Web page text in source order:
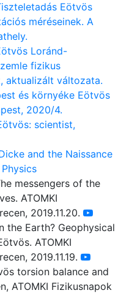
Eötvös
méréseinek. A
Loránd-
fizikus
aktualizált változata.
és környéke Eötvös
2020/4.
scientist,
and the Naissance
messengers of the
ATOMKI
2019.11.20.
the Earth? Geophysical
ATOMKI
2019.11.19.
torsion balance and
ATOMKI Fizikusnapok